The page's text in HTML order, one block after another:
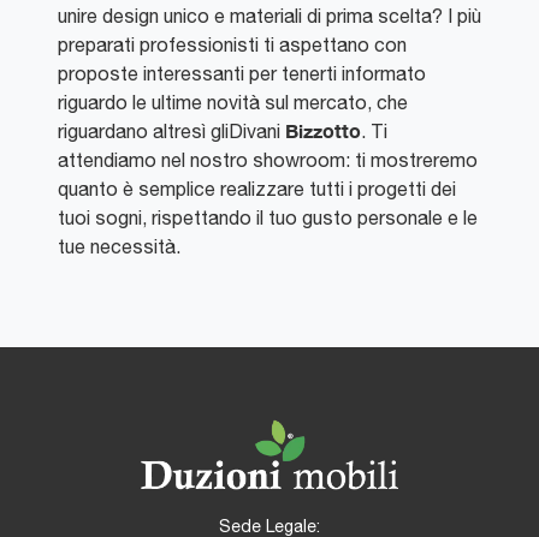
unire design unico e materiali di prima scelta? I più
preparati professionisti ti aspettano con
proposte interessanti per tenerti informato
riguardo le ultime novità sul mercato, che
riguardano altresì gliDivani Bizzotto. Ti
attendiamo nel nostro showroom: ti mostreremo
quanto è semplice realizzare tutti i progetti dei
tuoi sogni, rispettando il tuo gusto personale e le
tue necessità.
Sede Legale: